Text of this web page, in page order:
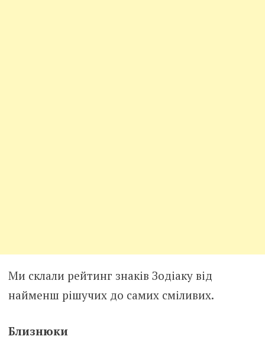
Ми склали рейтинг знаків Зодіаку від
найменш рішучих до самих сміливих.
Близнюки